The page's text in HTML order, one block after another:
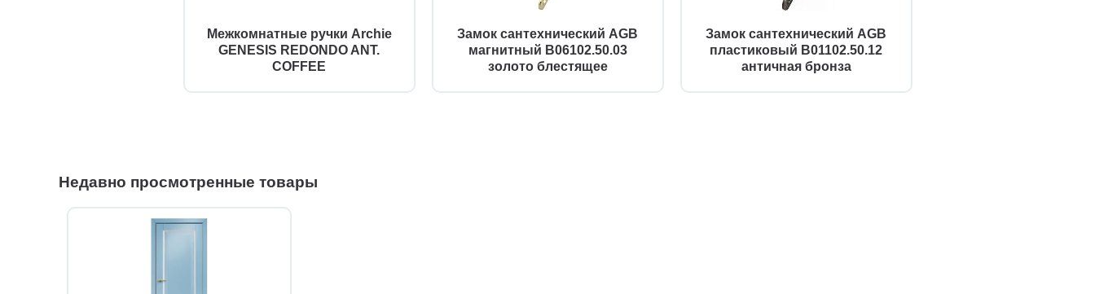
Межкомнатные ручки Archie
GENESIS REDONDO ANT.
COFFEE
Замок сантехнический AGB
магнитный B06102.50.03
золото блестящее
Замок сантехнический AGB
пластиковый B01102.50.12
античная бронза
Недавно просмотренные товары